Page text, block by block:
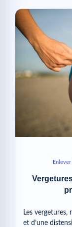
Les
et d’une